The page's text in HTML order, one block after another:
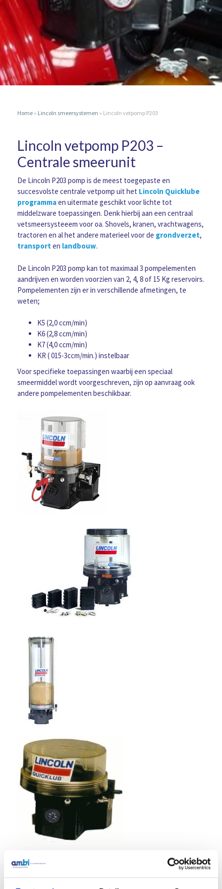
Home » Lincoln smeersystemen » Lincoln vetpomp P203
Lincoln vetpomp P203 –
Centrale smeerunit
De Lincoln P203 pomp is de meest toegepaste en
succesvolste centrale vetpomp uit het Lincoln Quicklube
programmaen uitermate geschikt voor lichte tot
middelzware toepassingen. Denk hierbij aan een centraal
vetsmeersysteeem voor oa. Shovels, kranen, vrachtwagens,
tractoren en al het andere materieel voor de grondverzet,
transporten landbouw.
De Lincoln P203 pomp kan tot maximaal 3 pompelementen
aandrijven en worden voorzien van 2, 4, 8 of 15 Kg reservoirs.
Pompelementen zijn er in verschillende afmetingen, te
weten;
K5 (2,0 ccm/min)
K6 (2,8 ccm/min)
K7 (4,0 ccm/min)
KR ( 015-3ccm/min.) instelbaar
Voor specifieke toepassingen waarbij een speciaal
smeermiddel wordt voorgeschreven, zijn op aanvraag ook
andere pompelementen beschikbaar.
Lincoln SSV(D) progressieve
vetverdelers
zijn de mogelijkheden voor centrale smering
zeer uitgebreid.